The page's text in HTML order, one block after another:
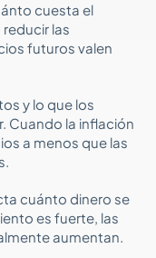
cuesta el
las
futuros valen
y lo que los
Cuando la inflación
a menos que las
cuánto dinero se
es fuerte, las
aumentan.